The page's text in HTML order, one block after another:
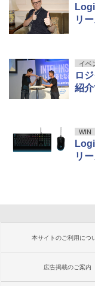
リ
イベ
ロ
紹
WIN
リ
本サイトのご利用につ
広告掲載のご案内